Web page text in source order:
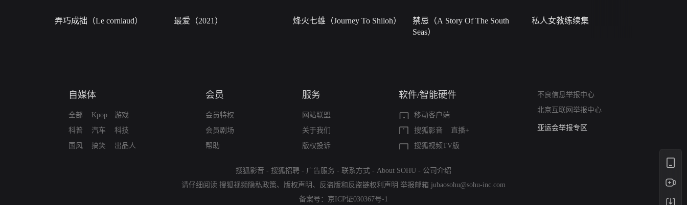
弄巧成拙（Le corniaud） 最爱（2021） 烽火七雄（Journey To Shiloh）
禁忌（A Story Of The South
Seas）
私人女教练续集
自媒体
全部
科普
国风
Kpop
汽车
搞笑
游戏
科技
出品人
会员
会员特权
会员剧场
帮助
服务
网站联盟
关于我们
版权投诉
软件/智能硬件
移动客户端
搜狐影音
直播+
搜狐视频TV版
不良信息举报中心
北京互联网举报中心
算法推荐专项举报
亚运会举报专区
搜狐影音 - 搜狐招聘 - 广告服务 - 联系方式 - About SOHU - 公司介绍
请仔细阅读 搜狐视频隐私政策、 版权声明 、 反盗版和反盗链权利声明 举报邮箱 jubaosohu@sohu-inc.com
备案号： 京ICP证030367号-1